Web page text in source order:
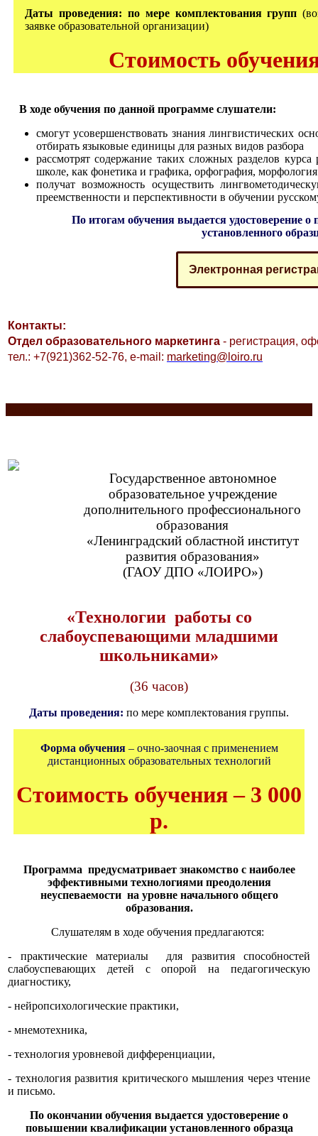
Даты проведения: по мере комплектования групп
заявке образовательной организации)
Стоимость
В ходе обучения по данной программе слушатели:
смогут усовершенствовать знания лингвистических
отбирать языковые единицы для разных видов разбора
рассмотрят содержание таких сложных разделов
школе, как фонетика и графика, орфография,
получат возможность осуществить
преемственности и перспективности в обучении
По итогам обучения выдается удостоверение
установленного
Электронная
Контакты:
Отдел образовательного маркетинга - регистрация,
тел.: +7(921)362-52-76, e-mail: marketing@loiro.ru
Государственное автономное
образовательное учреждение
дополнительного профессионального
образования
«Ленинградский областной институт
развития образования»
(ГАОУ ДПО «ЛОИРО»)
«Технологии работы со
слабоуспевающими младшими
школьниками»
(36 часов)
Даты проведения: по мере комплектования группы.
Форма обучения – очно-заочная с применением
дистанционных образовательных технологий
Стоимость обучения – 3 000
р.
Программа предусматривает знакомство с наиболее
эффективными технологиями преодоления
неуспеваемости на уровне начального общего
образования.
Слушателям в ходе обучения предлагаются:
- практические материалы для развития способностей
слабоуспевающих детей с опорой на педагогическую
диагностику,
- нейропсихологические практики,
- мнемотехника,
- технология уровневой дифференциации,
- технология развития критического мышления через чтение
и письмо.
По окончании обучения выдается удостоверение о
повышении квалификации установленного образца